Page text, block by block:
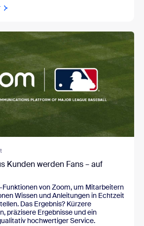
Kunden werden Fans – auf
Funktionen von Zoom, um Mitarbeitern
Wissen und Anleitungen in Echtzeit
Das Ergebnis? Kürzere
präzisere Ergebnisse und ein
hochwertiger Service.